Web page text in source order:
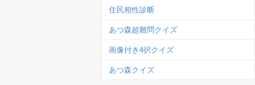
住民相性診断
あつ森超難問クイズ
画像付き4択クイズ
あつ森クイズ